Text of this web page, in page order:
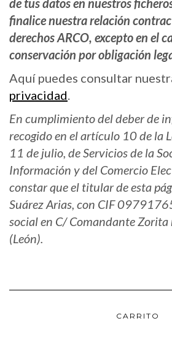
de tus datos en nuestros
finalice nuestra relación
derechos ARCO, excepto en el
conservación por obligación
Aquí puedes consultar
privacidad.
En cumplimiento del deber de
recogido en el artículo 10 de la
11 de julio, de Servicios de la
Información y del Comercio
constar que el titular de esta
Suárez Arias, con CIF
social en C/ Comandante
(León).
CARRITO